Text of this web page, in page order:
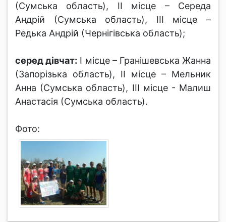
(Сумська область), ІІ місце – Середа
Андрій (Сумська область), ІІІ місце –
Редька Андрій (Чернігівська область);
серед дівчат: І місце – Гранішевська Жанна
(Запорізька область), ІІ місце – Мельник
Анна (Сумська область), ІІІ місце - Малиш
Анастасія (Сумська область).
Фото: